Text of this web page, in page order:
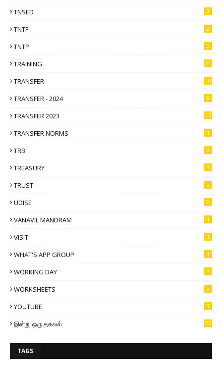
TNSED 3
TNTF 2
TNTP 2
TRAINING 21
TRANSFER 10
TRANSFER - 2024 8
TRANSFER 2023 15
TRANSFER NORMS 1
TRB 9
TREASURY 3
TRUST 2
UDISE 2
VANAVIL MANDRAM 1
VISIT 1
WHAT'S APP GROUP 1
WORKING DAY 3
WORKSHEETS 2
YOUTUBE 1
இன்று ஒரு தகவல் 25
TAGS